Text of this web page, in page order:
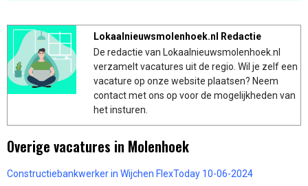
Lokaalnieuwsmolenhoek.nl Redactie
De redactie van Lokaalnieuwsmolenhoek.nl
verzamelt vacatures uit de regio. Wil je zelf een
vacature op onze website plaatsen? Neem
contact met ons op voor de mogelijkheden van
het insturen.
Overige vacatures in Molenhoek
Constructiebankwerker in Wijchen FlexToday 10-06-2024